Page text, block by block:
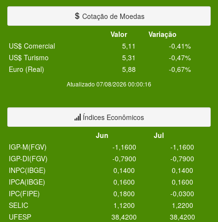
Cotação de Moedas
Valor
Variação
Atualizado 07/08/2026 00:00:16
US$ Comercial 5,11
-0,41%
US$ Turismo
5,31
-0,47%
Euro (Real)
5,88 -0,67%
Índices Econômicos
Jun
Jul
IGP-M(FGV)
-1,1600
-1,1600
IGP-DI(FGV)
-0,7900
-0,7900
INPC(IBGE)
0,1400
0,1400
IPCA(IBGE)
0,1600
0,1600
IPC(FIPE)
0,1800
-0,0300
SELIC
1,1200
1,2200
UFESP
38,4200 38,4200